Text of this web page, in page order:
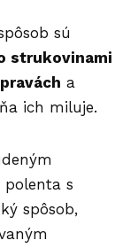
sú
strukovinami
a
ich miluje.
polenta s
spôsob,